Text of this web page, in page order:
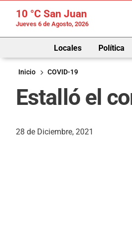
10 °C San Juan
Jueves 6 de Agosto, 2026
Locales Política
Inicio
COVID-19
Estalló el
28 de Diciembre, 2021